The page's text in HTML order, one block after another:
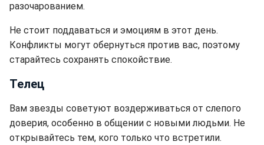
разочарованием.
Не стоит поддаваться и эмоциям в этот день.
Конфликты могут обернуться против вас, поэтому
старайтесь сохранять спокойствие.
Телец
Вам звезды советуют воздерживаться от слепого
доверия, особенно в общении с новыми людьми. Не
открывайтесь тем, кого только что встретили.